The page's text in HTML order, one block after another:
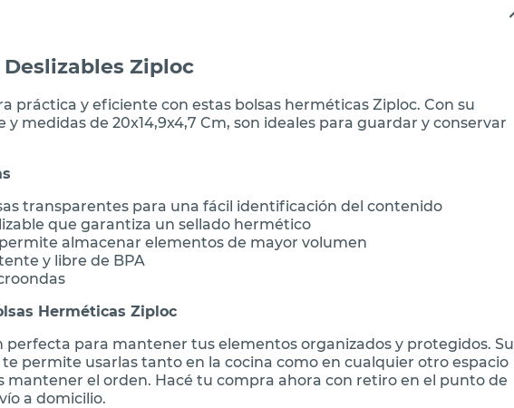
Ziploc
práctica y eficiente con estas bolsas herméticas Ziploc. Con su
y medidas de 20x14,9x4,7 Cm, son ideales para guardar y conservar
transparentes para una fácil identificación del contenido
que garantiza un sellado hermético
almacenar elementos de mayor volumen
y libre de BPA
Herméticas Ziploc
perfecta para mantener tus elementos organizados y protegidos. Su
permite usarlas tanto en la cocina como en cualquier otro espacio
mantener el orden. Hacé tu compra ahora con retiro en el punto de
a domicilio.